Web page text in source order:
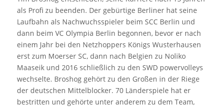
als Profi zu beenden. Der gebürtige Berliner hat seine
Laufbahn als Nachwuchsspieler beim SCC Berlin und
dann beim VC Olympia Berlin begonnen, bevor er nach
einem Jahr bei den Netzhoppers Königs Wusterhausen
erst zum Moerser SC, dann nach Belgien zu Noliko
Maaseik und 2016 schließlich zu den SWD powervolleys
wechselte. Broshog gehört zu den Großen in der Riege
der deutschen Mittelblocker. 70 Länderspiele hat er
bestritten und gehörte unter anderem zu dem Team,